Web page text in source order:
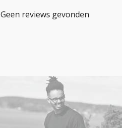
Geen reviews gevonden